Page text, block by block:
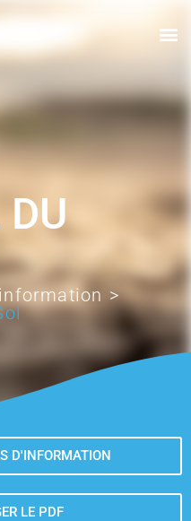
>
D'INFORMATION
LE PDF